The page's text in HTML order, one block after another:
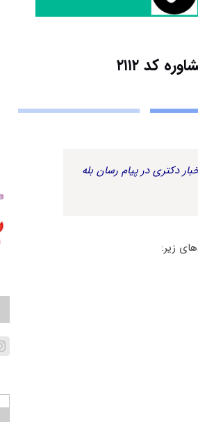
دکتری در پیام رسان بله
زیر: